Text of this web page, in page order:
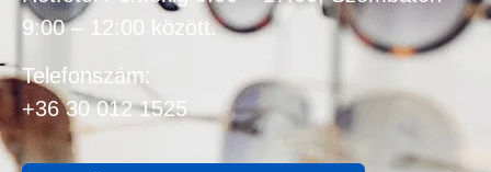
9:00 – 12:00 között.
Telefonszám:
+36 30 012 1525